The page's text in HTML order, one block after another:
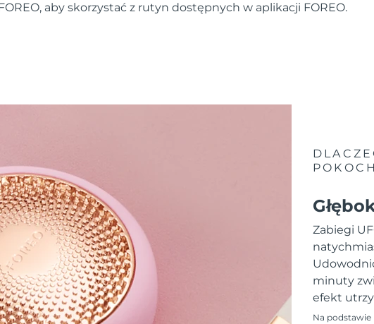
aby skorzystać z rutyn dostępnych w aplikacji FOREO.
Zabiegi
minuty
efekt
Na